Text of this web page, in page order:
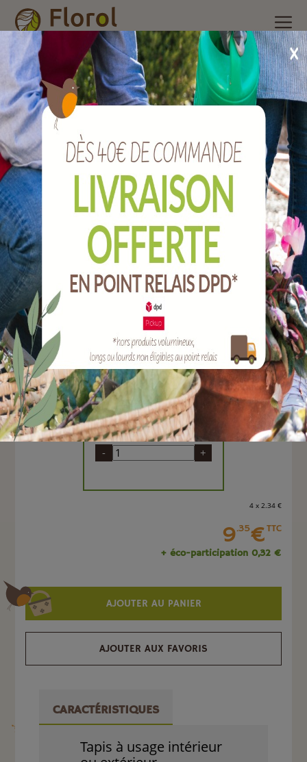
Accueil Nos produits /Brosserie et ménage /Tapis /Tapis
paillasson boucara 40 x 60 cm.
Tapis paillasson Boucara 40 x 60 cm.
Ref :
T177084
EAN :8712088017420
Marque :
Tapis d'extérieur ou intérieur en fibre de coco et
caoutchouc.
Quantité :
Unité
- +
4 x 2.34€
9.35€TTC
+ éco-participation 0,32 €
AJOUTER AU PANIER
AJOUTER AUX FAVORIS
CARACTÉRISTIQUES
Tapis à usage intérieur